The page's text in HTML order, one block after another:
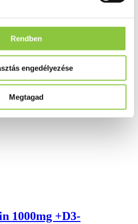
Rendben
engedélyezése
Megtagad
fájdalomcsillapító
Részletek
1000mg +D3-